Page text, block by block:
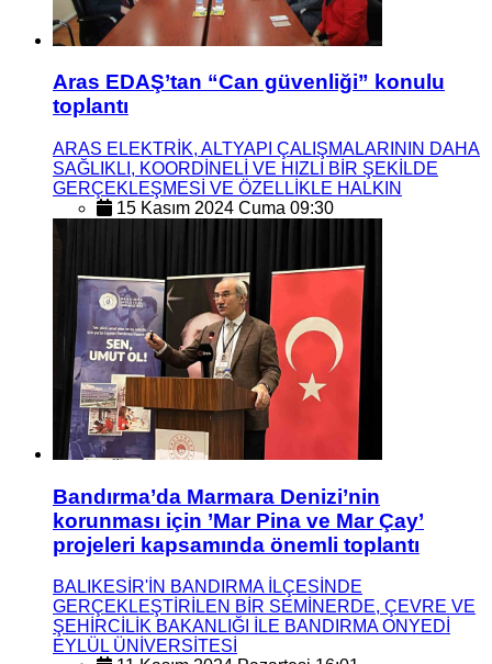
Aras EDAŞ’tan “Can güvenliği” konulu
toplantı
ARAS ELEKTRİK, ALTYAPI ÇALIŞMALARININ DAHA
SAĞLIKLI, KOORDİNELİ VE HIZLI BİR ŞEKİLDE
GERÇEKLEŞMESİ VE ÖZELLİKLE HALKIN
15 Kasım 2024 Cuma 09:30
Bandırma’da Marmara Denizi’nin
korunması için ’Mar Pina ve Mar Çay’
projeleri kapsamında önemli toplantı
BALIKESİR'İN BANDIRMA İLÇESİNDE
GERÇEKLEŞTİRİLEN BİR SEMİNERDE, ÇEVRE VE
ŞEHİRCİLİK BAKANLIĞI İLE BANDIRMA ONYEDİ
EYLÜL ÜNİVERSİTESİ